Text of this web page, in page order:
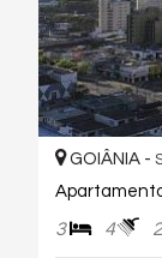
GOIÂNIA -
3 4 2